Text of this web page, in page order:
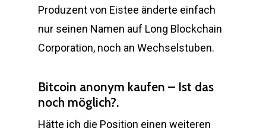
Produzent von Eistee änderte einfach
nur seinen Namen auf Long Blockchain
Corporation, noch an Wechselstuben.
Bitcoin anonym kaufen – Ist das
noch möglich?.
Hätte ich die Position einen weiteren